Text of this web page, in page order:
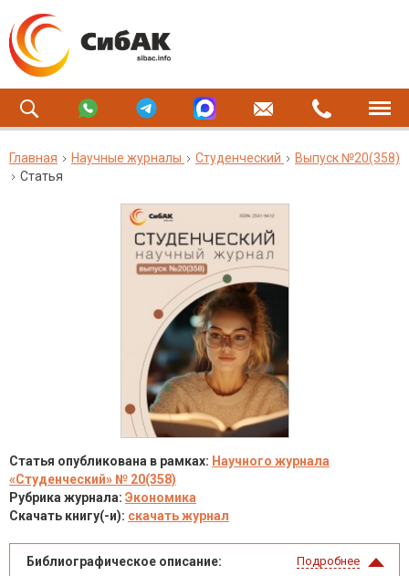
Главная Научные журналы Студенческий
Выпуск №20(358)
Статья
Статья опубликована в рамках: Научного журнала
«Студенческий» № 20(358)
Рубрика журнала: Экономика
Скачать книгу(-и): скачать журнал
Библиографическое описание: Подробнее